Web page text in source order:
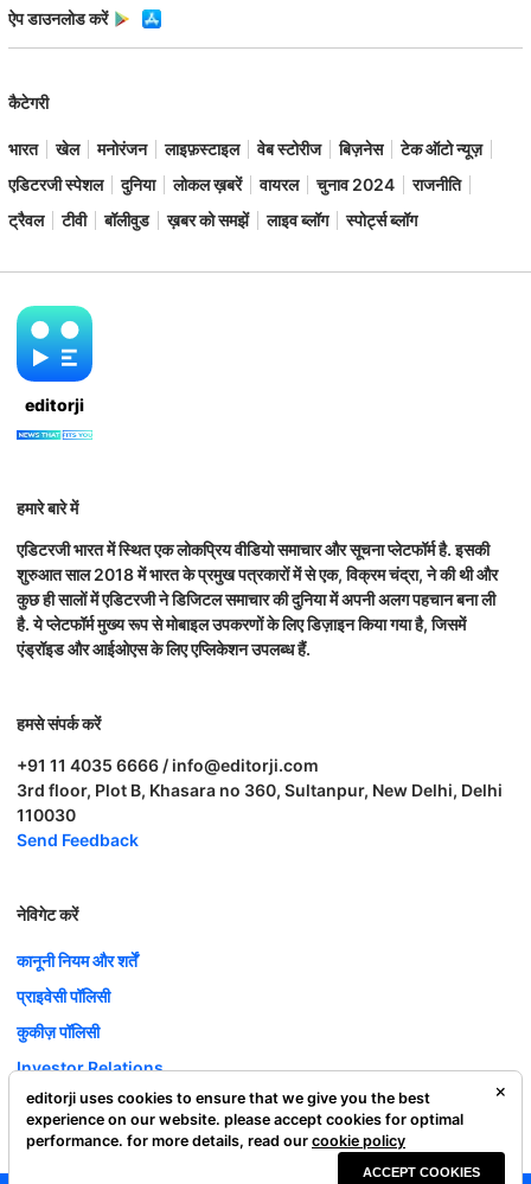
ऐप डाउनलोड करें
कैटेगरी
भारत खेल मनोरंजन लाइफ़स्टाइल वेब स्टोरीज बिज़नेस
टेक ऑटो न्यूज़
एडिटरजी स्पेशल
दुनिया लोकल ख़बरें वायरल चुनाव 2024
राजनीति
ट्रैवल
टीवी बॉलीवुड ख़बर को समझें लाइव ब्लॉग स्पोर्ट्स ब्लॉग
editorji
हमारे बारे में
एडिटरजी भारत में स्थित एक लोकप्रिय वीडियो समाचार और सूचना प्लेटफॉर्म है. इसकी
शुरुआत साल 2018 में भारत के प्रमुख पत्रकारों में से एक, विक्रम चंद्रा, ने की थी और
कुछ ही सालों में एडिटरजी ने डिजिटल समाचार की दुनिया में अपनी अलग पहचान बना ली
है. ये प्लेटफॉर्म मुख्य रूप से मोबाइल उपकरणों के लिए डिज़ाइन किया गया है, जिसमें
एंड्रॉइड और आईओएस के लिए एप्लिकेशन उपलब्ध हैं.
हमसे संपर्क करें
+91 11 4035 6666 / info@editorji.com
3rd floor, Plot B, Khasara no 360, Sultanpur, New Delhi, Delhi
110030
Send Feedback
नेविगेट करें
कानूनी नियम और शर्तें
प्राइवेसी पॉलिसी
कुकीज़ पॉलिसी
Investor Relations
करियर
Complaint Redressal
editorji uses cookies to ensure that we give you the best
experience on our website. please accept cookies for optimal
performance. for more details, read our cookie policy
ACCEPT COOKIES